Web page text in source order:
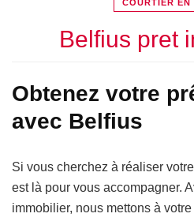
COURTIER EN
Belfius pret
Obtenez votre
avec Belfius
Si vous cherchez à réaliser
est là pour vous accompagner.
immobilier, nous mettons à